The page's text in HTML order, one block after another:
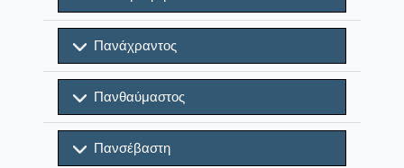
Πανάχραντος
Πανθαύμαστος
Πανσέβαστη